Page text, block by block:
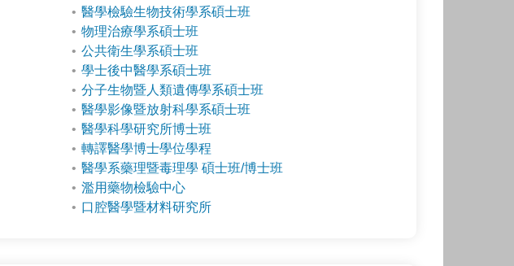
醫學檢驗生物技術學系碩士班
物理治療學系碩士班
公共衛生學系碩士班
學士後中醫學系碩士班
分子生物暨人類遺傳學系碩士班
醫學影像暨放射科學系碩士班
醫學科學研究所博士班
轉譯醫學博士學位學程
醫學系藥理暨毒理學 碩士班/博士班
濫用藥物檢驗中心
口腔醫學暨材料研究所